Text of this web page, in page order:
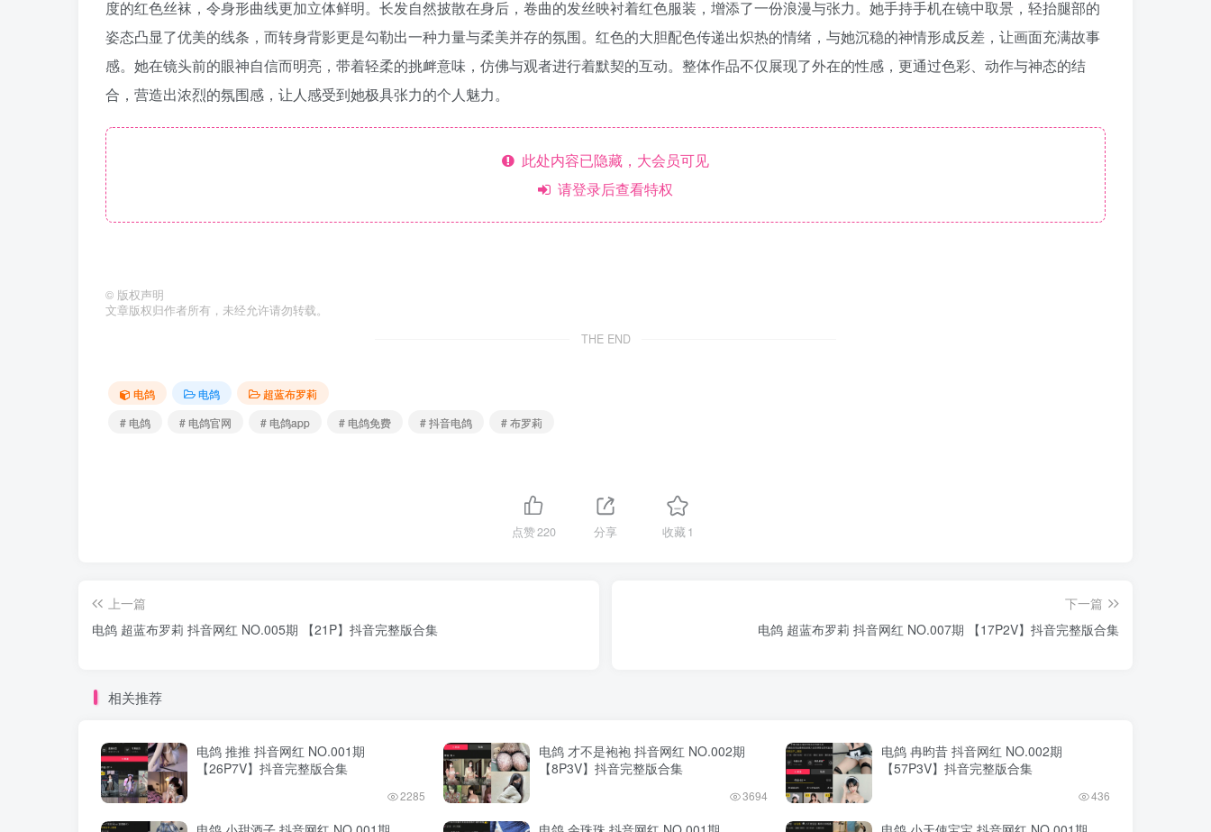
度的红色丝袜，令身形曲线更加立体鲜明。长发自然披散在身后，卷曲的发丝映衬着红色服装，增添了一份浪漫与张力。她手持手机在镜中取景，轻抬腿部的
姿态凸显了优美的线条，而转身背影更是勾勒出一种力量与柔美并存的氛围。红色的大胆配色传递出炽热的情绪，与她沉稳的神情形成反差，让画面充满故事
感。她在镜头前的眼神自信而明亮，带着轻柔的挑衅意味，仿佛与观者进行着默契的互动。整体作品不仅展现了外在的性感，更通过色彩、动作与神态的结
合，营造出浓烈的氛围感，让人感受到她极具张力的个人魅力。
此处内容已隐藏，大会员可见
请登录后查看特权
© 版权声明
文章版权归作者所有，未经允许请勿转载。
THE END
电鸽 电鸽
超蓝布罗莉
# 电鸽
# 电鸽官网 # 电鸽app # 电鸽免费 # 抖音电鸽 # 布罗莉
点赞220 分享 收藏1
上一篇
电鸽 超蓝布罗莉 抖音网红 NO.005期 【21P】抖音完整版合集
下一篇
电鸽 超蓝布罗莉 抖音网红 NO.007期 【17P2V】抖音完整版合集
相关推荐
电鸽 推推 抖音网红 NO.001期
【26P7V】抖音完整版合集
2285
电鸽 才不是袍袍 抖音网红 NO.002期
【8P3V】抖音完整版合集
3694
电鸽 冉昀昔 抖音网红 NO.002期
【57P3V】抖音完整版合集
436